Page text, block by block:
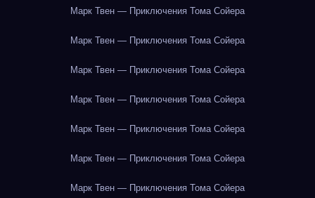
Марк Твен — Приключения Тома Сойера
Марк Твен — Приключения Тома Сойера
Марк Твен — Приключения Тома Сойера
Марк Твен — Приключения Тома Сойера
Марк Твен — Приключения Тома Сойера
Марк Твен — Приключения Тома Сойера
Марк Твен — Приключения Тома Сойера